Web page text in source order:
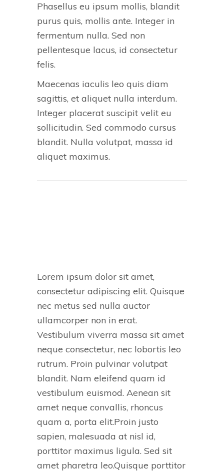
Phasellus eu ipsum mollis, blandit
purus quis, mollis ante. Integer in
fermentum nulla. Sed non
pellentesque lacus, id consectetur
felis.
Maecenas iaculis leo quis diam
sagittis, et aliquet nulla interdum.
Integer placerat suscipit velit eu
sollicitudin. Sed commodo cursus
blandit. Nulla volutpat, massa id
aliquet maximus.
Lorem ipsum dolor sit amet,
consectetur adipiscing elit. Quisque
nec metus sed nulla auctor
ullamcorper non in erat.
Vestibulum viverra massa sit amet
neque consectetur, nec lobortis leo
rutrum. Proin pulvinar volutpat
blandit. Nam eleifend quam id
vestibulum euismod. Aenean sit
amet neque convallis, rhoncus
quam a, porta elit.Proin justo
sapien, malesuada at nisl id,
porttitor maximus ligula. Sed sit
amet pharetra leo.Quisque porttitor